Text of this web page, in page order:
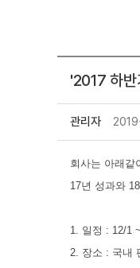
'2017 하
관리자
회사는 아래같
17년 성과와
1. 일정 : 12/1
2. 장소 : 국내